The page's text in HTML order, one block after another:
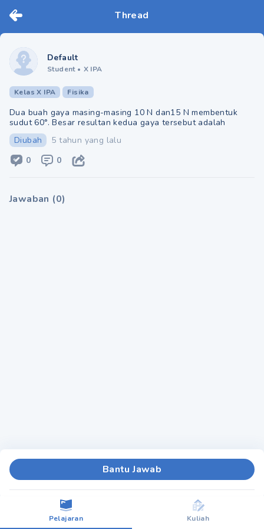
Thread
Default
Student • X IPA
Kelas X IPA Fisika
Dua buah gaya masing-masing 10 N dan15 N membentuk
sudut 60°. Besar resultan kedua gaya tersebut adalah
Diubah
5 tahun yang lalu
0
0
Jawaban (0)
Bantu Jawab
Pelajaran Kuliah